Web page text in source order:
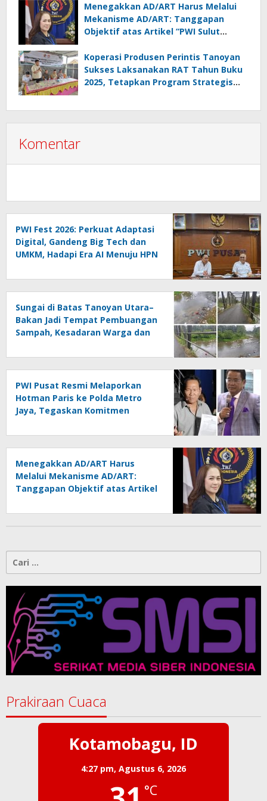
Menegakkan AD/ART Harus Melalui
Mekanisme AD/ART: Tanggapan
Objektif atas Artikel “PWI Sulut
Melanggar Aturan”
Koperasi Produsen Perintis Tanoyan
Sukses Laksanakan RAT Tahun Buku
2025, Tetapkan Program Strategis
Komentar
PWI Fest 2026: Perkuat Adaptasi
Digital, Gandeng Big Tech dan
UMKM, Hadapi Era AI Menuju HPN
Sungai di Batas Tanoyan Utara–
Bakan Jadi Tempat Pembuangan
Sampah, Kesadaran Warga dan
Dipertanyakan
PWI Pusat Resmi Melaporkan
Hotman Paris ke Polda Metro
Jaya, Tegaskan Komitmen
Menegakkan AD/ART Harus
Melalui Mekanisme AD/ART:
Tanggapan Objektif atas Artikel
Konspirasi Melanggar Aturan”
Cari
Prakiraan Cuaca
Kotamobagu, ID
4:27 pm, Agustus 6, 2026
°C